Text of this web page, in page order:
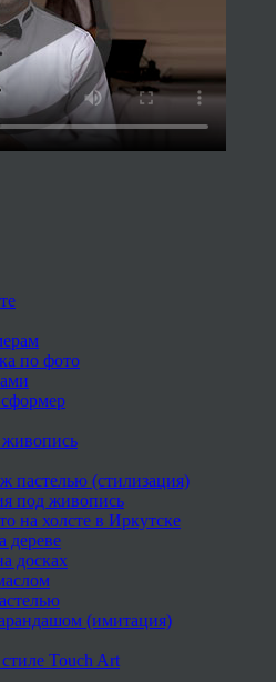
по фото
пастелью (стилизация)
под живопись
на холсте в Иркутске
дереве
досках
(имитация)
Touch Art